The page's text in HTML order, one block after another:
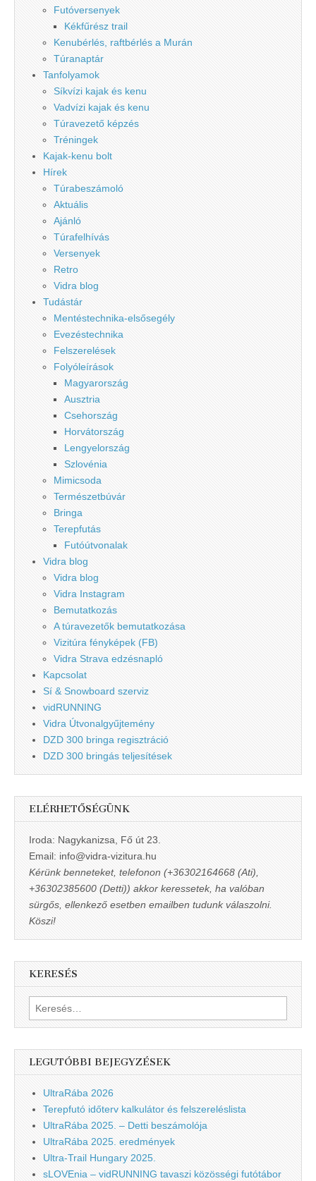
Futóversenyek
Kékfűrész trail
Kenubérlés, raftbérlés a Murán
Túranaptár
Tanfolyamok
Síkvízi kajak és kenu
Vadvízi kajak és kenu
Túravezető képzés
Tréningek
Kajak-kenu bolt
Hírek
Túrabeszámoló
Aktuális
Ajánló
Túrafelhívás
Versenyek
Retro
Vidra blog
Tudástár
Mentéstechnika-elsősegély
Evezéstechnika
Felszerelések
Folyóleírások
Magyarország
Ausztria
Csehország
Horvátország
Lengyelország
Szlovénia
Mimicsoda
Természetbúvár
Bringa
Terepfutás
Futóútvonalak
Vidra blog
Vidra blog
Vidra Instagram
Bemutatkozás
A túravezetők bemutatkozása
Vizitúra fényképek (FB)
Vidra Strava edzésnapló
Kapcsolat
Sí & Snowboard szerviz
vidRUNNING
Vidra Útvonalgyűjtemény
DZD 300 bringa regisztráció
DZD 300 bringás teljesítések
ELÉRHETŐSÉGÜNK
Iroda: Nagykanizsa, Fő út 23.
Email: info@vidra-vizitura.hu
Kérünk benneteket, telefonon (+36302164668 (Ati),
+36302385600 (Detti)) akkor keressetek, ha valóban
sürgős, ellenkező esetben emailben tudunk válaszolni.
Köszi!
KERESÉS
Keresés:
LEGUTÓBBI BEJEGYZÉSEK
UltraRába 2026
Terepfutó időterv kalkulátor és felszereléslista
UltraRába 2025. – Detti beszámolója
UltraRába 2025. eredmények
Ultra-Trail Hungary 2025.
sLOVEnia – vidRUNNING tavaszi közösségi futótábor